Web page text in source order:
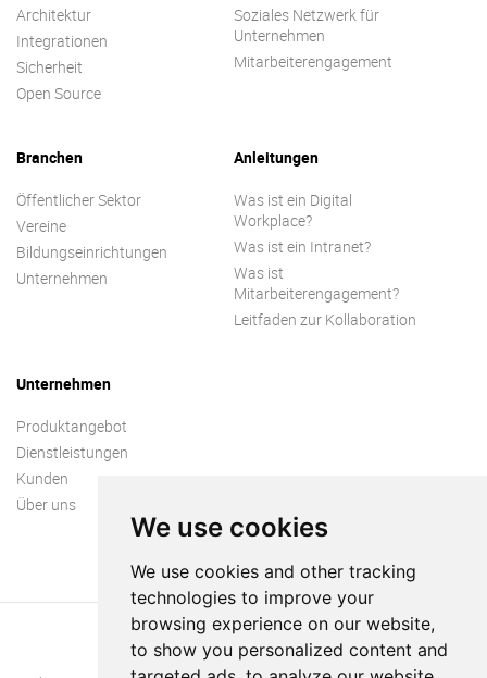
We use cookies
We use cookies and other tracking
technologies to improve your
browsing experience on our website,
to show you personalized content and
Architektur
Integrationen
Sicherheit
Open Source
Soziales Netzwerk für
Unternehmen
Mitarbeiterengagement
Branchen
Öffentlicher Sektor
Vereine
Bildungseinrichtungen
Unternehmen
Anleitungen
Was ist ein Digital
Workplace?
Was ist ein Intranet?
Was ist
Mitarbeiterengagement?
Leitfaden zur Kollaboration
Unternehmen
Produktangebot
Dienstleistungen
Kunden
Über uns